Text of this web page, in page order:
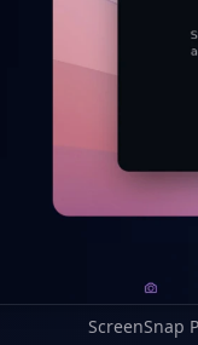
ScreenSnap